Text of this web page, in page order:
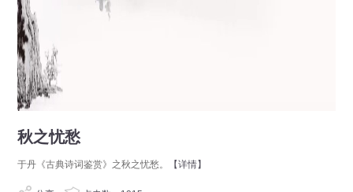
秋之忧愁
于丹《古典诗词鉴赏》之秋之忧愁。 【详情】